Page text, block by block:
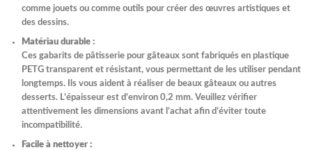
comme jouets ou comme outils pour créer des œuvres artistiques et
des dessins.
Matériau durable :
Ces gabarits de pâtisserie pour gâteaux sont fabriqués en plastique
PETG transparent et résistant, vous permettant de les utiliser pendant
longtemps. Ils vous aident à réaliser de beaux gâteaux ou autres
desserts. L’épaisseur est d’environ 0,2 mm. Veuillez vérifier
attentivement les dimensions avant l’achat afin d’éviter toute
incompatibilité.
Facile à nettoyer :